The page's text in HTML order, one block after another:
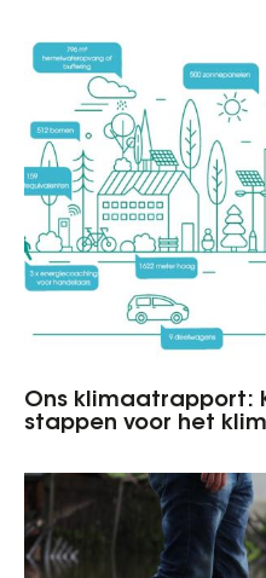
Ons klimaatrapport:
stappen voor het